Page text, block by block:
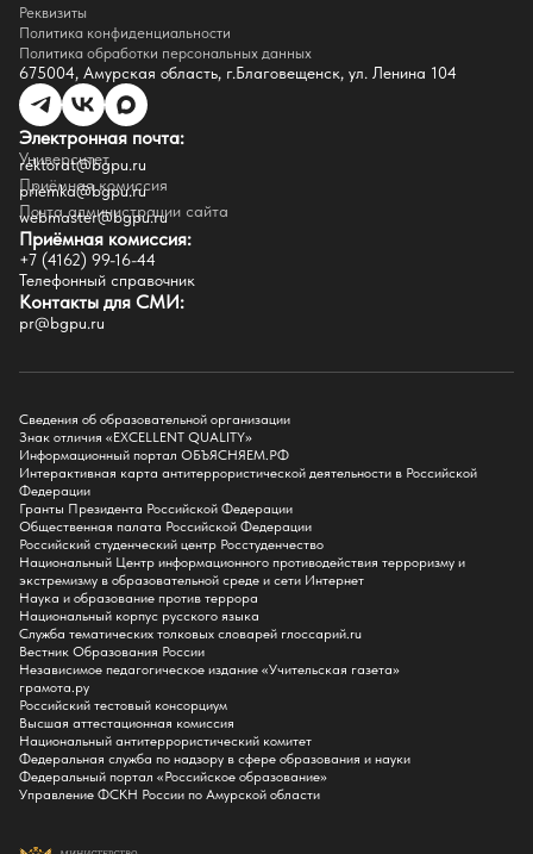
Сведения о доходах
Доступная среда
Инфраструктура
Противодествие коррупции
Противодействие терроризму
Целевой капитал
Часто задаваемые вопросы
Внутренний сайт
Факультеты
Естественно-географический факультет
Историко-филологический факультет
Факультет иностранных языков
Факультет педагогики и психологии
Факультет физической культуры и спорта
Подготовительное отделение для иностранных граждан
Поступление
Приемная комиссия
Поступай в БГПУ
Специальности и направления
Списки поступающих
Приказы о зачислении
Полезные материалы
Общежитие
Информация о целевом обучении
Обркредит в СПО
Бакалавриат
Магистратура
Аспирантура
СПО
Правила приема на Бакалавриат
Правила приема на Магистратуру
Правила приема на СПО
Обучение
Справка для получения налогового вычета
Реквизиты
Политика конфиденциальности
Политика обработки персональных данных
675004, Амурская область, г.Благовещенск, ул. Ленина 104
Электронная почта:
Университет
rektorat@bgpu.ru
Приёмная комиссия
priemka@bgpu.ru
Почта администрации сайта
webmaster@bgpu.ru
Приёмная комиссия:
+7 (4162) 99-16-44
Телефонный справочник
Контакты для СМИ:
pr@bgpu.ru
Сведения об образовательной организации
Знак отличия «EXCELLENT QUALITY»
Информационный портал ОБЪЯСНЯЕМ.РФ
Интерактивная карта антитеррористической деятельности в Российской
Федерации
Гранты Президента Российской Федерации
Общественная палата Российской Федерации
Российский студенческий центр Росстуденчество
Национальный Центр информационного противодействия терроризму и
экстремизму в образовательной среде и сети Интернет
Наука и образование против террора
Национальный корпус русского языка
Служба тематических толковых словарей глоссарий.ru
Вестник Образования России
Независимое педагогическое издание «Учительская газета»
грамота.ру
Российский тестовый консорциум
Высшая аттестационная комиссия
Национальный антитеррористический комитет
Федеральная служба по надзору в сфере образования и науки
Федеральный портал «Российское образование»
Управление ФСКН России по Амурской области